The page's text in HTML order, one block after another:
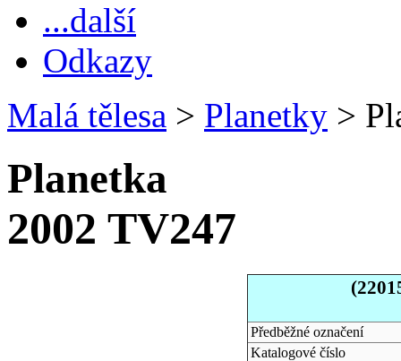
...další
Odkazy
Malá tělesa > Planetky >
Planetka
2002 TV247
Předběžné označení
Katalogové číslo